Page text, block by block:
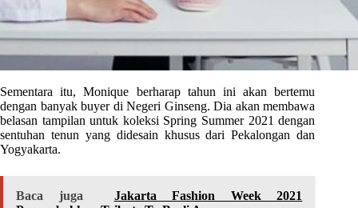
Sementara itu, Monique berharap tahun ini akan bertemu
dengan banyak buyer di Negeri Ginseng. Dia akan membawa
belasan tampilan untuk koleksi Spring Summer 2021 dengan
sentuhan tenun yang didesain khusus dari Pekalongan dan
Yogyakarta.
Baca juga
Jakarta Fashion Week 2021